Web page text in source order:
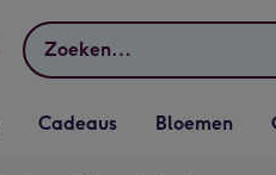
Zoeken
Vervolgkeuzelijst
Cadeaus openen
Cadeaus
Vervolgkeuzelijst
Bloemen openen
Bloemen